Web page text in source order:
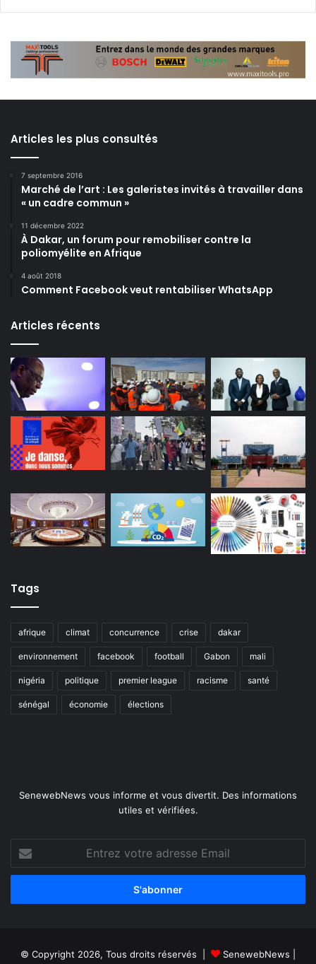
Articles les plus consultés
7 septembre 2016
Marché de l’art : Les galeristes invités à travailler dans
« un cadre commun »
11 décembre 2022
À Dakar, un forum pour remobiliser contre la
poliomyélite en Afrique
4 août 2018
Comment Facebook veut rentabiliser WhatsApp
Articles récents
Tags
afrique climat concurrence crise dakar
environnement facebook football Gabon mali
nigéria politique premier league racisme santé
sénégal économie élections
SenewebNews vous informe et vous divertit. Des informations
utiles et vérifiées.
votre
adresse
© Copyright 2026, Tous droits réservés | SenewebNews